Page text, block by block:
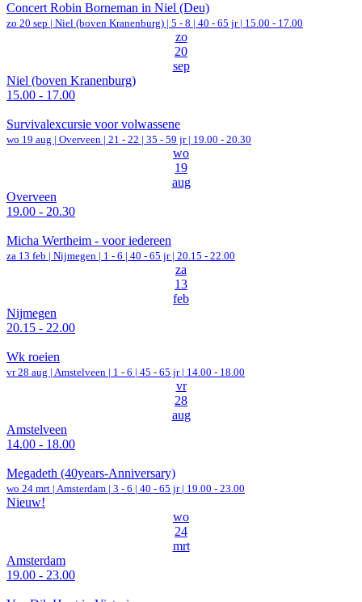
Concert Robin Borneman in Niel (Deu)
zo 20 sep | Niel (boven Kranenburg) | 5 - 8 | 40 - 65 jr | 15.00 - 17.00
zo
20
sep
Niel (boven Kranenburg)
15.00 - 17.00
Survivalexcursie voor volwassene
wo 19 aug | Overveen | 21 - 22 | 35 - 59 jr | 19.00 - 20.30
wo
19
aug
Overveen
19.00 - 20.30
Micha Wertheim - voor iedereen
za 13 feb | Nijmegen | 1 - 6 | 40 - 65 jr | 20.15 - 22.00
za
13
feb
Nijmegen
20.15 - 22.00
Wk roeien
vr 28 aug | Amstelveen | 1 - 6 | 45 - 65 jr | 14.00 - 18.00
vr
28
aug
Amstelveen
14.00 - 18.00
Megadeth (40years-Anniversary)
wo 24 mrt | Amsterdam | 3 - 6 | 40 - 65 jr | 19.00 - 23.00
Nieuw!
wo
24
mrt
Amsterdam
19.00 - 23.00